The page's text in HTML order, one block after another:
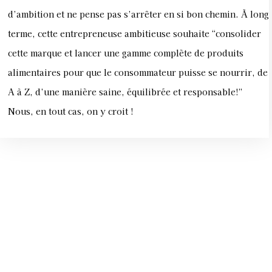
d’ambition et ne pense pas s’arrêter en si bon chemin. À long
terme, cette entrepreneuse ambitieuse souhaite “consolider
cette marque et lancer une gamme complète de produits
alimentaires pour que le consommateur puisse se nourrir, de
A à Z, d’une manière saine, équilibrée et responsable!”
Nous, en tout cas, on y croit !